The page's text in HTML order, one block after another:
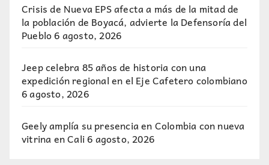
Crisis de Nueva EPS afecta a más de la mitad de
la población de Boyacá, advierte la Defensoría del
Pueblo6 agosto, 2026
Jeep celebra 85 años de historia con una
expedición regional en el Eje Cafetero colombiano
6 agosto, 2026
Geely amplía su presencia en Colombia con nueva
vitrina en Cali 6 agosto, 2026